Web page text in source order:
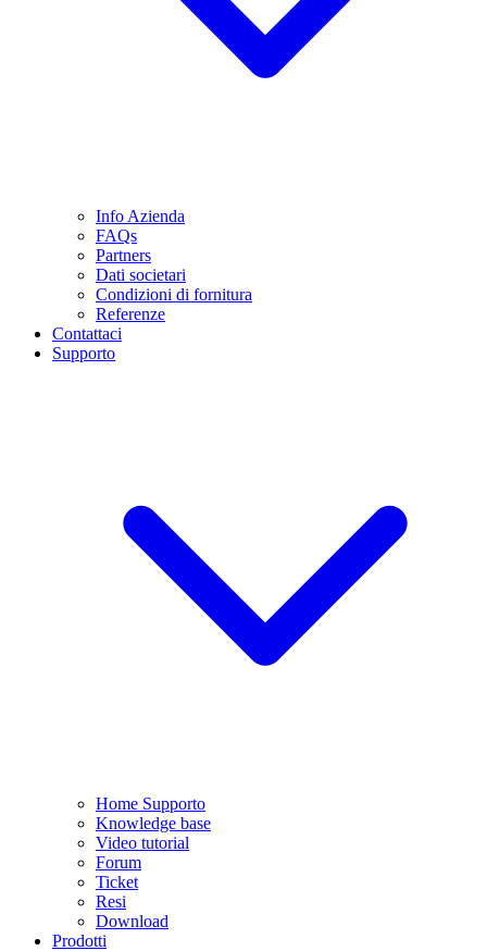
Info Azienda
FAQs
Partners
Dati societari
Condizioni di fornitura
Referenze
Contattaci
Supporto
Home Supporto
Knowledge base
Video tutorial
Forum
Ticket
Resi
Download
Prodotti